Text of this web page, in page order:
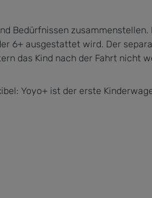
Bedürfnissen
6+ ausgestattet wird. Der
das Kind nach der Fahrt nicht
Yoyo+ ist der erste